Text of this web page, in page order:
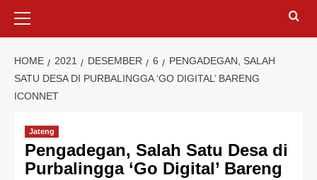
HOME 2021 DESEMBER 6
PENGADEGAN, SALAH
SATU DESA DI PURBALINGGA ‘GO DIGITAL’ BARENG
ICONNET
Jateng
Pengadegan, Salah Satu Desa di
Purbalingga ‘Go Digital’ Bareng